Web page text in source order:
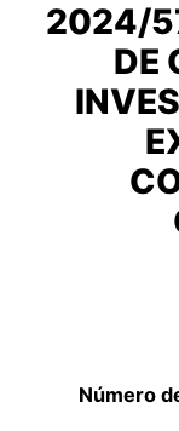
2024/
DE
Número